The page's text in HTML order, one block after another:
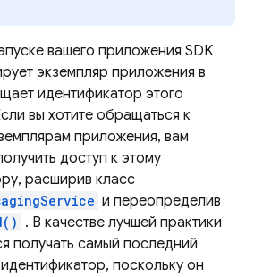
вашего приложения SDK
экземпляр приложения в
идентификатор этого
вы хотите обращаться к
приложения, вам
доступ к этому
расширив класс
и переопределив
. В качестве лучшей практики
получать самый последний
поскольку он